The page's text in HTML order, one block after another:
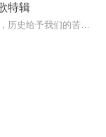
特辑